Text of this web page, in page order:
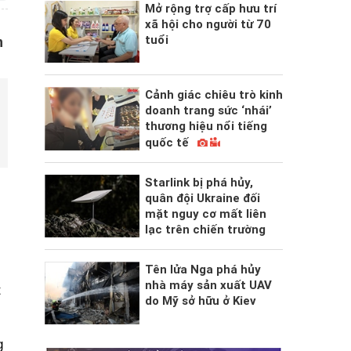
Mở rộng trợ cấp hưu trí
xã hội cho người từ 70
tuổi
Cảnh giác chiêu trò kinh
doanh trang sức ‘nhái’
thương hiệu nổi tiếng
quốc tế
Starlink bị phá hủy,
quân đội Ukraine đối
mặt nguy cơ mất liên
lạc trên chiến trường
Tên lửa Nga phá hủy
nhà máy sản xuất UAV
do Mỹ sở hữu ở Kiev